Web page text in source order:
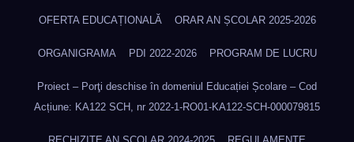
OFERTA EDUCAȚIONALĂ ORAR AN ȘCOLAR 2025-2026
ORGANIGRAMA PDI 2022-2026 PROGRAM DE LUCRU
Proiect – Porţi deschise în domeniul Educației Școlare – Cod
Acțiune: KA122 SCH, nr 2022-1-RO01-KA122-SCH-000079815